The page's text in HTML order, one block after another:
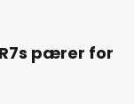
pærer for